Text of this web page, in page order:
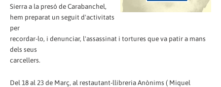
Sierra a la presó de Carabanchel,
hem preparat un seguit d'activitats
per
recordar-lo, i denunciar, l'assassinat i tortures que va patir a mans
dels seus
carcellers.
Del 18 al 23 de Març, al restautant-llibreria Anònims ( Miquel